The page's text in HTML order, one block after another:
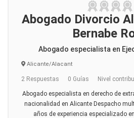
Abogado Divorcio
Bernabe
Abogado especialista en
Alicante/Alacant
2 Respuestas 0 Guías Nivel
Abogado especialista en derecho de
nacionalidad en Alicante Despacho
años de experiencia especializado